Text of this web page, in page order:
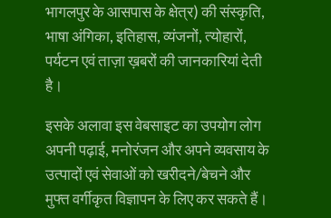
भागलपुर के आसपास के क्षेत्र) की संस्कृति,
भाषा अंगिका, इतिहास, व्यंजनों, त्योहारों,
पर्यटन एवं ताज़ा ख़बरों की जानकारियां देती
है।
इसके अलावा इस वेबसाइट का उपयोग लोग
अपनी पढ़ाई, मनोरंजन और अपने व्यवसाय के
उत्पादों एवं सेवाओं को खरीदने/बेचने और
मुफ्त वर्गीकृत विज्ञापन के लिए कर सकते हैं।